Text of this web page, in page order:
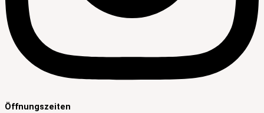
Öffnungszeiten